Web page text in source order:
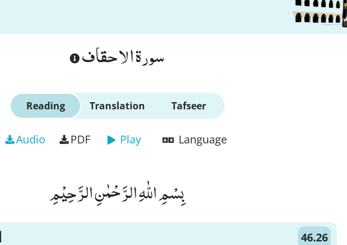
سورة الاحقاف
Reading Translation Tafseer
Audio PDF Play Language
بِسْمِ اللّٰهِ الرَّحْمٰنِ الرَّحِیْمِ
46.26